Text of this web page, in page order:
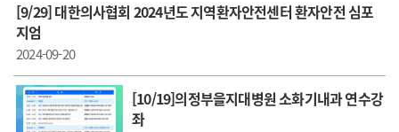
[9/29] 대한의사협회 2024년도 지역환자안전센터 환자안전 심포
지엄
2024-09-20
[10/19]의정부을지대병원 소화기내과 연수강
좌